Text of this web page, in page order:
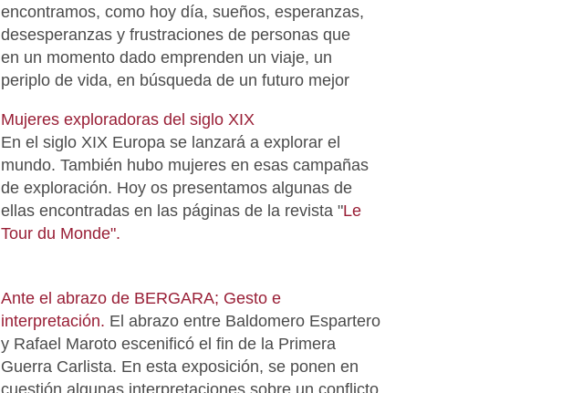
encontramos, como hoy día, sueños, esperanzas,
desesperanzas y frustraciones de personas que
en un momento dado emprenden un viaje, un
periplo de vida, en búsqueda de un futuro mejor
Mujeres exploradoras del siglo XIX
En el siglo XIX Europa se lanzará a explorar el
mundo. También hubo mujeres en esas campañas
de exploración. Hoy os presentamos algunas de
ellas encontradas en las páginas de la revista "Le
Tour du Monde".
Ante el abrazo de BERGARA; Gesto e
interpretación. El abrazo entre Baldomero Espartero
y Rafael Maroto escenificó el fin de la Primera
Guerra Carlista. En esta exposición, se ponen en